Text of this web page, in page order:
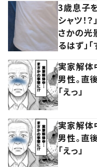
3歳息子
シャツ！
さかの光
るはず」「
実家解
男性。直
「えっ」
実家解
男性。直
「えっ」